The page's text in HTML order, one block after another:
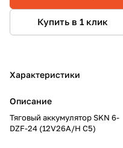
Купить в 1 клик
Характеристики
Описание
Тяговый аккумулятор SKN 6-
DZF-24 (12V26A/H C5)